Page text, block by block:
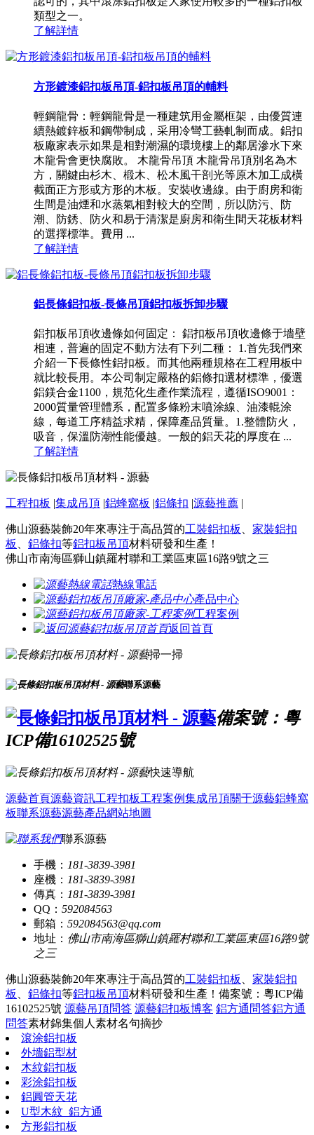
類型之一。
了解詳情
方形鍍漆鋁扣板吊頂-鋁扣板吊頂的輔料
輕鋼龍骨：輕鋼龍骨是一種建筑用金屬框架，由優質連
續熱鍍鋅板和鋼帶制成，采用冷彎工藝軋制而成。鋁扣
板廠家表示如果是相對潮濕的環境樓上的鄰居滲水下來
木龍骨會更快腐敗。 木龍骨吊頂 木龍骨吊頂別名為木
方，關鍵由杉木、椴木、松木風干剖光等原木加工成橫
截面正方形或方形的木板。安裝收邊線。由于廚房和衛
生間是油煙和水蒸氣相對較大的空間，所以防污、防
潮、防銹、防火和易于清潔是廚房和衛生間天花板材料
的選擇標準。費用 ...
了解詳情
鋁長條鋁扣板-長條吊頂鋁扣板拆卸步驟
鋁扣板吊頂收邊條如何固定： 鋁扣板吊頂收邊條于墻壁
相連，普遍的固定不動方法有下列二種： 1.首先我們來
介紹一下長條性鋁扣板。而其他兩種規格在工程用板中
就比較長用。本公司制定嚴格的鋁條扣選材標準，優選
鋁鎂合金1100，規范化生產作業流程，遵循ISO9001：
2000質量管理體系，配置多條粉末噴涂線、油漆輥涂
線，每道工序精益求精，保障產品質量。1.整體防火，
吸音，保溫防潮性能優越。一般的鋁天花的厚度在 ...
了解詳情
工程扣板 集成吊頂 鋁蜂窩板 鋁條扣 源藝推薦
佛山源藝裝飾20年來專注于高品質的工裝鋁扣板 、 家裝鋁扣
板 、 鋁條扣等鋁扣板吊頂材料研發和生產！
佛山市南海區獅山鎮羅村聯和工業區東區16路9號之三
熱線電話
產品中心
工程案例
返回首頁
掃一掃
聯系源藝
備案號：粵
ICP備16102525號
快速導航
源藝首頁源藝資訊工程扣板工程案例集成吊頂關于源藝鋁蜂窩
板聯系源藝源藝產品網站地圖
聯系源藝
手機： 181-3839-3981
座機： 181-3839-3981
傳真： 181-3839-3981
QQ： 592084563
郵箱： 592084563@qq.com
地址： 佛山市南海區獅山鎮羅村聯和工業區東區16路9號
之三
佛山源藝裝飾20年來專注于高品質的工裝鋁扣板
家裝鋁扣
板
鋁條扣等鋁扣板吊頂材料研發和生產！ 備案號：粵ICP備
16102525號 源藝吊頂問答 源藝鋁扣板博客 鋁方通問答鋁方通
問答素材錦集個人素材名句摘抄
滾涂鋁扣板
外墻鋁型材
木紋鋁扣板
彩涂鋁扣板
鋁圓管天花
U型木紋_鋁方通
方形鋁扣板